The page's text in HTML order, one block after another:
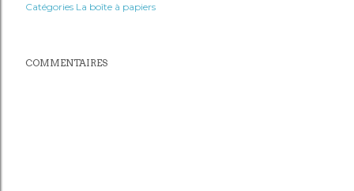
Catégories La boîte à papiers
COMMENTAIRES